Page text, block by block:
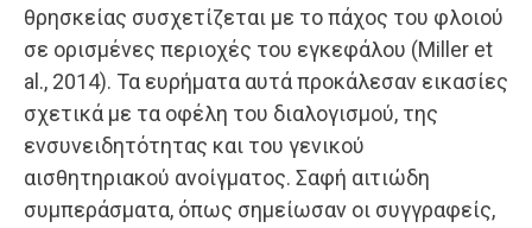
θρησκείας συσχετίζεται με το πάχος του φλοιού
σε ορισμένες περιοχές του εγκεφάλου (Miller et
al., 2014). Τα ευρήματα αυτά προκάλεσαν εικασίες
σχετικά με τα οφέλη του διαλογισμού, της
ενσυνειδητότητας και του γενικού
αισθητηριακού ανοίγματος. Σαφή αιτιώδη
συμπεράσματα, όπως σημείωσαν οι συγγραφείς,